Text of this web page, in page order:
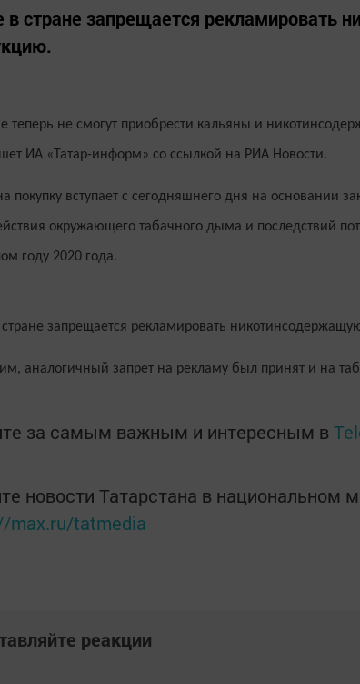
в стране запрещается рекламировать
теперь не смогут приобрести кальяны и
ИА «Татар-информ» со ссылкой на РИА Новости.
покупку вступает с сегодняшнего дня на основании
окружающего табачного дыма и последствий
году 2020 года.
стране запрещается рекламировать
аналогичный запрет на рекламу был принят и на
за самым важным и интересным в
новости Татарстана в национальном
max.ru/tatmedia
реакции